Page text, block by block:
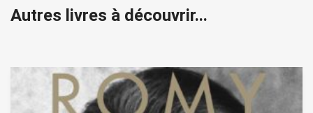
Autres livres à découvrir...